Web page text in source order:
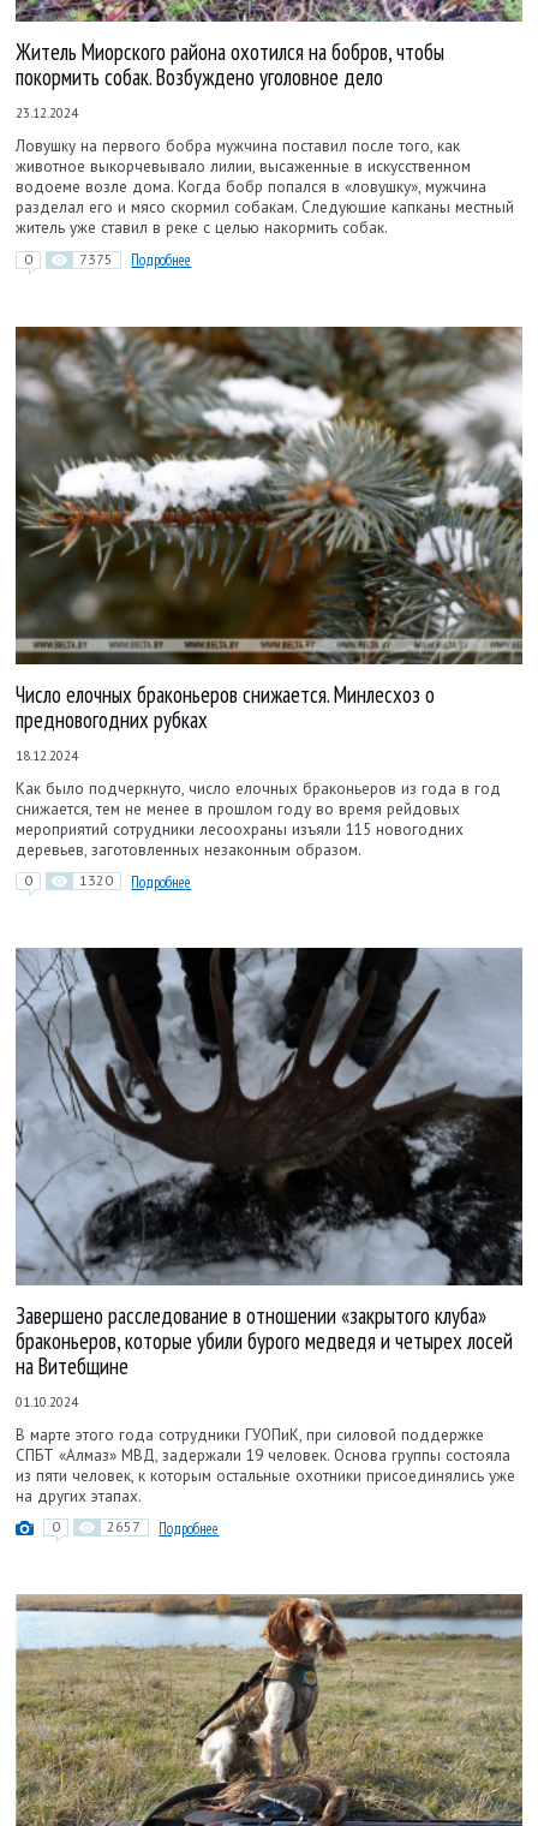
Житель Миорского района охотился на бобров, чтобы
покормить собак. Возбуждено уголовное дело
23.12.2024
Ловушку на первого бобра мужчина поставил после того, как
животное выкорчевывало лилии, высаженные в искусственном
водоеме возле дома. Когда бобр попался в «ловушку», мужчина
разделал его и мясо скормил собакам. Следующие капканы местный
житель уже ставил в реке с целью накормить собак.
0 7375 Подробнее
Число елочных браконьеров снижается. Минлесхоз о
предновогодних рубках
18.12.2024
Как было подчеркнуто, число елочных браконьеров из года в год
снижается, тем не менее в прошлом году во время рейдовых
мероприятий сотрудники лесоохраны изъяли 115 новогодних
деревьев, заготовленных незаконным образом.
0 1320 Подробнее
Завершено расследование в отношении «закрытого клуба»
браконьеров, которые убили бурого медведя и четырех лосей
на Витебщине
01.10.2024
В марте этого года сотрудники ГУОПиК, при силовой поддержке
СПБТ «Алмаз» МВД, задержали 19 человек. Основа группы состояла
из пяти человек, к которым остальные охотники присоединялись уже
на других этапах.
0 2657 Подробнее